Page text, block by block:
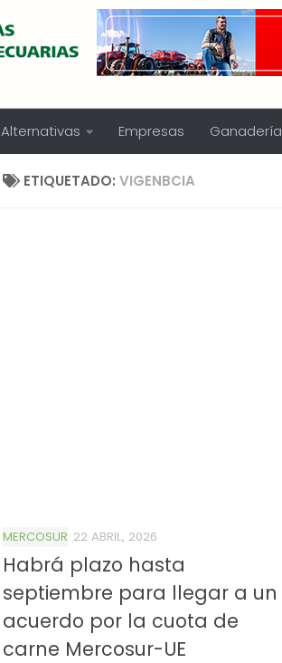
Alternativas Empresas Ganadería
ETIQUETADO:VIGENBCIA
MERCOSUR 22 ABRIL, 2026
Habrá plazo hasta
septiembre para llegar a un
acuerdo por la cuota de
carne Mercosur-UE